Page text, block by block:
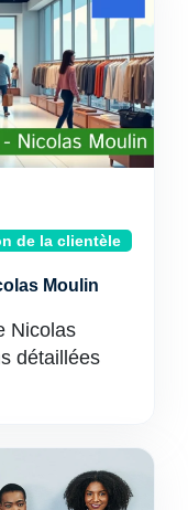
de la clientèle
Moulin
Nicolas
détaillées